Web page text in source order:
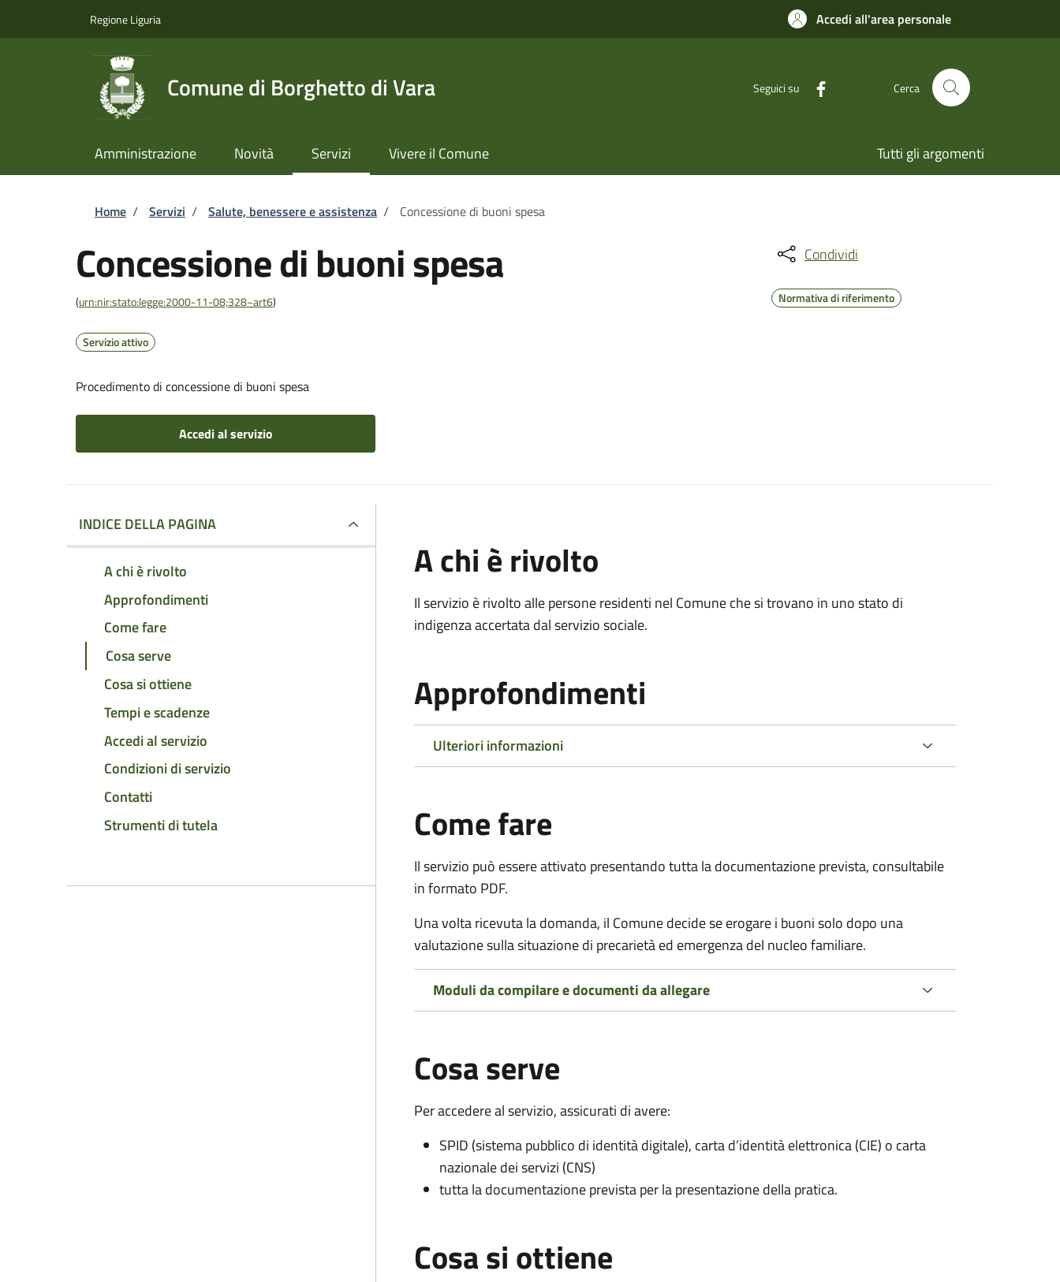
Regione Liguria Accedi all'area personale
Comune di Borghetto di Vara Seguici su Cerca
Amministrazione Novità Servizi Vivere il Comune Tutti gli argomenti
Briciole di pane
Home / Servizi / Salute, benessere e assistenza / Concessione di buoni spesa
Concessione di buoni spesa
(urn:nir:stato:legge:2000-11-08;328~art6)
Servizio attivo
Procedimento di concessione di buoni spesa
Accedi al servizio
Condividi
Normativa di riferimento
INDICE DELLA PAGINA
A chi è rivolto
Approfondimenti
Come fare
Cosa serve
Cosa si ottiene
Tempi e scadenze
Accedi al servizio
Condizioni di servizio
Contatti
Strumenti di tutela
A chi è rivolto
Il servizio è rivolto alle persone residenti nel Comune che si trovano in uno stato di
indigenza accertata dal servizio sociale.
Approfondimenti
Ulteriori informazioni
Come fare
Il servizio può essere attivato presentando tutta la documentazione prevista, consultabile
in formato PDF.
Una volta ricevuta la domanda, il Comune decide se erogare i buoni solo dopo una
valutazione sulla situazione di precarietà ed emergenza del nucleo familiare.
Moduli da compilare e documenti da allegare
Cosa serve
Per accedere al servizio, assicurati di avere:
SPID (sistema pubblico di identità digitale), carta d’identità elettronica (CIE) o carta
nazionale dei servizi (CNS)
tutta la documentazione prevista per la presentazione della pratica.
Cosa si ottiene